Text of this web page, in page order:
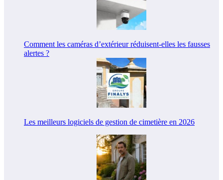
Comment les caméras d’extérieur réduisent-elles les fausses
alertes ?
Les meilleurs logiciels de gestion de cimetière en 2026